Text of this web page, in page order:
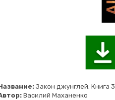
Закон джунглей. Книга 3
Василий Маханенко